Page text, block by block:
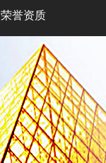
荣誉资质